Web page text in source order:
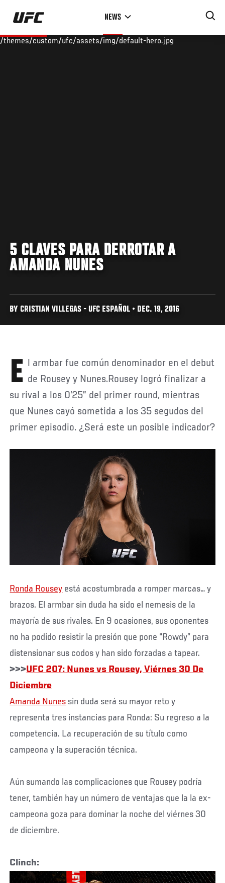
Skip
main
NEWS
/themes/custom/ufc/assets/img/default-hero.jpg
5 CLAVES PARA DERROTAR A
AMANDA NUNES
BY CRISTIAN VILLEGAS - UFC ESPAÑOL • DEC. 19, 2016
El armbar fue común denominador en el debut de Rousey y Nunes.Rousey logró finalizar a
su rival a los 0’25” del primer round, mientras
que Nunes cayó sometida a los 35 segudos del
primer episodio. ¿Será este un posible indicador?
Ronda Rousey está acostumbrada a romper marcas… y
brazos. El armbar sin duda ha sido el nemesis de la
mayoría de sus rivales. En 9 ocasiones, sus oponentes
no ha podido resistir la presión que pone “Rowdy” para
distensionar sus codos y han sido forzadas a tapear.
>>>UFC 207: Nunes vs Rousey, Viérnes 30 De
Diciembre
Amanda Nunes sin duda será su mayor reto y
representa tres instancias para Ronda: Su regreso a la
competencia. La recuperación de su título como
campeona y la superación técnica.
Aún sumando las complicaciones que Rousey podría
tener, también hay un número de ventajas que la la ex-
campeona goza para dominar la noche del viérnes 30
de diciembre.
Clinch: